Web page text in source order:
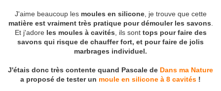
J'aime beaucoup les moules en silicone, je trouve que cette
matière est vraiment très pratique pour démouler les savons
Et j'adore les moules à cavités , ils sont tops pour faire des
savons qui risque de chauffer fort, et pour faire de jolis
marbrages individuel.
J'étais donc très contente quand Pascale de Dans ma Nature
a proposé de tester un moule en silicone à 8 cavités !